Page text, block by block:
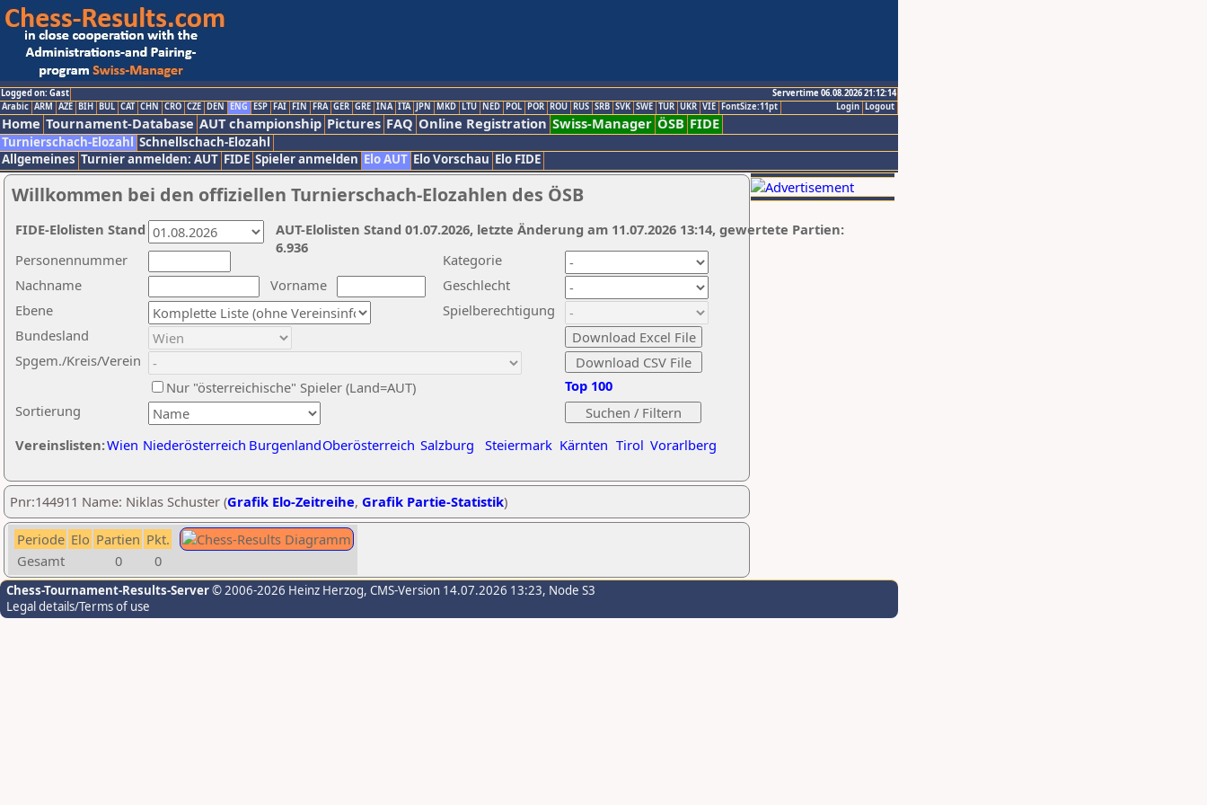
Logged on: Gast
Servertime 06.08.2026 21:12:14
Logout
Login
Arabic ARM AZE BIH BUL CAT CHN CRO CZE DEN ENG ESP FAI FIN FRA GER GRE INA ITA JPN MKD LTU NED POL POR ROU RUS SRB SVK SWE TUR UKR VIE FontSize:11pt
Home Tournament-Database AUT championship Pictures FAQ Online Registration Swiss-Manager ÖSB FIDE
Turnierschach-Elozahl Schnellschach-Elozahl
Allgemeines Turnier anmelden: AUT FIDE Spieler anmelden Elo AUT Elo Vorschau Elo FIDE
Willkommen bei den offiziellen Turnierschach-Elozahlen des ÖSB
Nachname
Vorname
Ebene
Kategorie
Sortierung
Personennummer
Bundesland
Spgem./Kreis/Verein
Geschlecht
Nur "österreichische" Spieler (Land=AUT)
Spielberechtigung
Vereinslisten:Wien Niederösterreich BurgenlandOberösterreich Salzburg Steiermark Kärnten Tirol Vorarlberg
Top 100
AUT-Elolisten Stand 01.07.2026, letzte Änderung am 11.07.2026 13:14, gewertete Partien:
6.936
FIDE-Elolisten Stand
Pnr:144911 Name: Niklas Schuster (Grafik Elo-Zeitreihe, Grafik Partie-Statistik)
Periode Elo Partien Pkt.
Gesamt
0 0
Chess-Tournament-Results-Server© 2006-2026 Heinz Herzog, CMS-Version 14.07.2026 13:23, Node S3
Legal details/Terms of use